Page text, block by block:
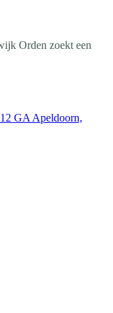
Orden zoekt een
GA Apeldoorn,